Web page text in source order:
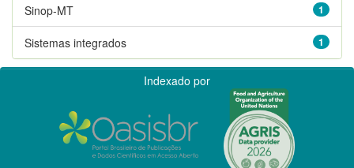
1
Sinop-MT
1
Sistemas integrados
Indexado por